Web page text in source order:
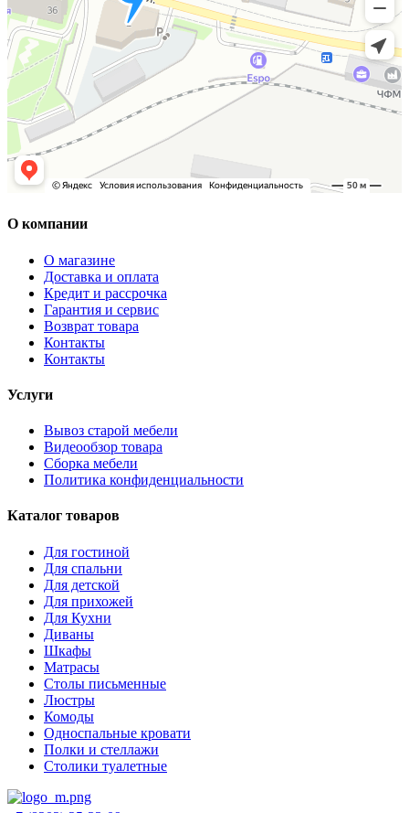
О компании
О магазине
Доставка и оплата
Кредит и рассрочка
Гарантия и сервис
Возврат товара
Контакты
Контакты
Услуги
Вывоз старой мебели
Видеообзор товара
Сборка мебели
Политика конфиденциальности
Каталог товаров
Для гостиной
Для спальни
Для детской
Для прихожей
Для Кухни
Диваны
Шкафы
Матрасы
Столы письменные
Люстры
Комоды
Односпальные кровати
Полки и стеллажи
Столики туалетные